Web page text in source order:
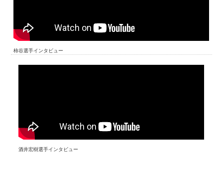
柿谷選手インタビュー
酒井宏樹選手インタビュー